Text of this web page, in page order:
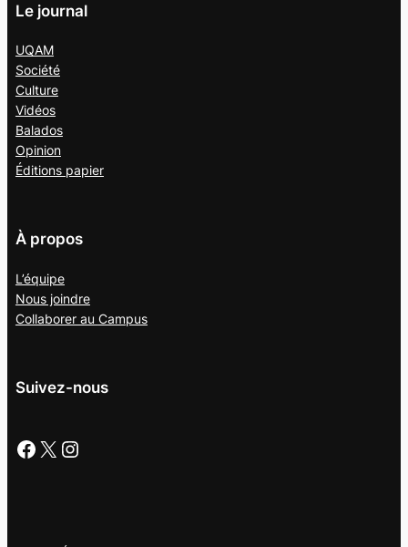
Le journal
UQAM
Société
Culture
Vidéos
Balados
Opinion
Éditions papier
À propos
L’équipe
Nous joindre
Collaborer au Campus
Suivez-nous
Facebook X Instagram